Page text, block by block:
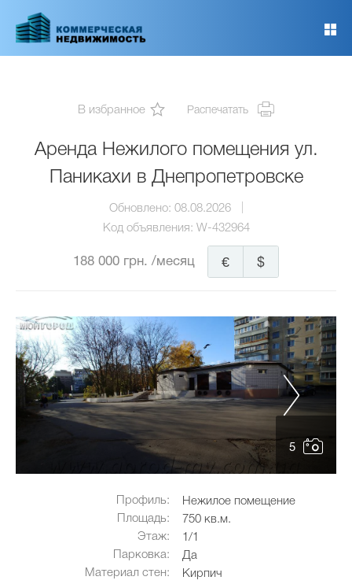
основному
В избранное Распечатать
Аренда Нежилого помещения ул.
Паникахи в Днепропетровске
Обновлено: 08.08.2026
Код объявления: W-432964
188 000 грн. /месяц $
€
5
Профиль:
Нежилое помещение
Площадь:
750 кв.м.
Этаж:
1/1
Парковка:
Да
Материал стен:
Кирпич